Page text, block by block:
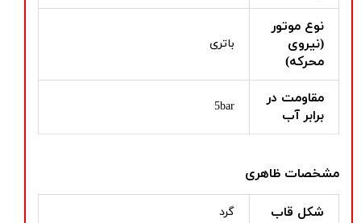
نوع موتور
(نیروی
محرکه)
باتری
مقاومت در
برابر آب
5bar
مشخصات ظاهری
شکل قاب گرد